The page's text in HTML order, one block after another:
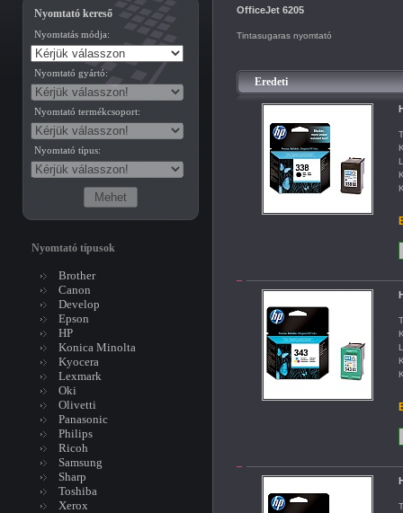
Nyomtató kereső
Nyomtatás módja:
Nyomtató gyártó:
Nyomtató termékcsoport:
Nyomtató típus:
Nyomtató típusok
Brother
Canon
Develop
Epson
HP
Konica Minolta
Kyocera
Lexmark
Oki
Olivetti
Panasonic
Philips
Ricoh
Samsung
Sharp
Toshiba
Xerox
OfficeJet 6205
Tintasugaras nyomtató
Eredeti